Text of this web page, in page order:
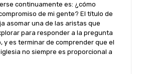
continuamente es: ¿cómo
de mi gente? El título de
asomar una de las aristas que
para responder a la pregunta
y es terminar de comprender que el
no siempre es proporcional a